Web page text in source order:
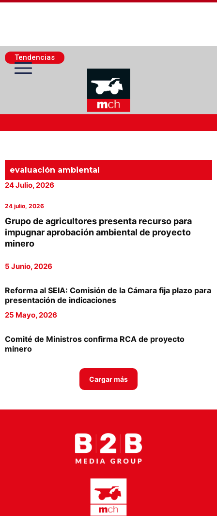
Tendencias
Actualidad Minera
Minería Superficie
Minerí­a Subterránea
Proveedores
Canal Digital
Columnas de Opinión
Designaciones
Calendario de Eventos
Siguenos
evaluación ambiental
24 Julio, 2026
24 julio, 2026
Grupo de agricultores presenta recurso para
impugnar aprobación ambiental de proyecto
minero
5 Junio, 2026
Reforma al SEIA: Comisión de la Cámara fija plazo para
presentación de indicaciones
25 Mayo, 2026
Comité de Ministros confirma RCA de proyecto
minero
Cargar más